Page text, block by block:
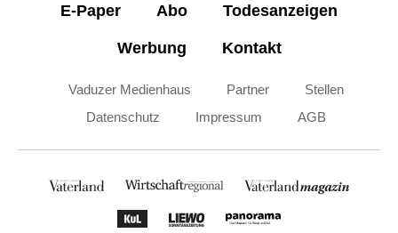
E-Paper Abo Todesanzeigen
Werbung Kontakt
Vaduzer Medienhaus Partner
Stellen
Datenschutz
Impressum AGB